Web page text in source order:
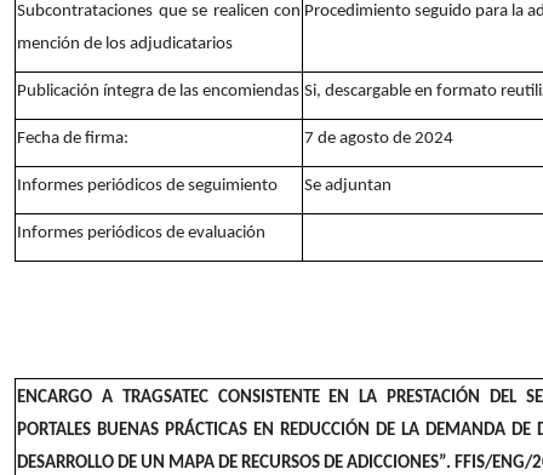
Subcontrataciones que se realicen con
mención de los adjudicatarios
Procedimiento seguido para la
Publicación íntegra de las encomiendas Si, descargable en formato
Fecha de firma: 7 de agosto de 2024
Informes periódicos de seguimiento Se adjuntan
Informes periódicos de evaluación
ENCARGO A TRAGSATEC CONSISTENTE EN LA PRESTACIÓN DEL
PORTALES BUENAS PRÁCTICAS EN REDUCCIÓN DE LA DEMANDA
DESARROLLO DE UN MAPA DE RECURSOS DE ADICCIONES”. FFIS/